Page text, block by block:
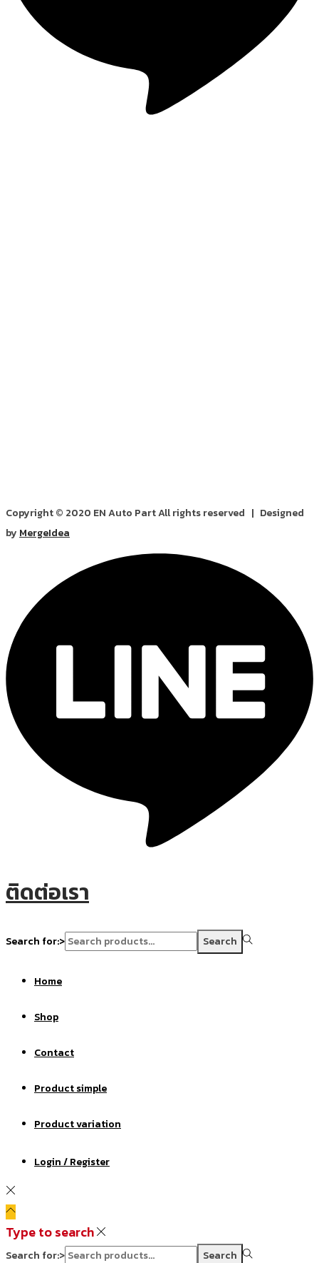
Copyright © 2020 EN Auto Part All rights reserved | Designed
by MergeIdea
ติดต่อเรา
Search for:> Search
Home
Shop
Contact
Product simple
Product variation
Login / Register
Type to search
Search for:> Search